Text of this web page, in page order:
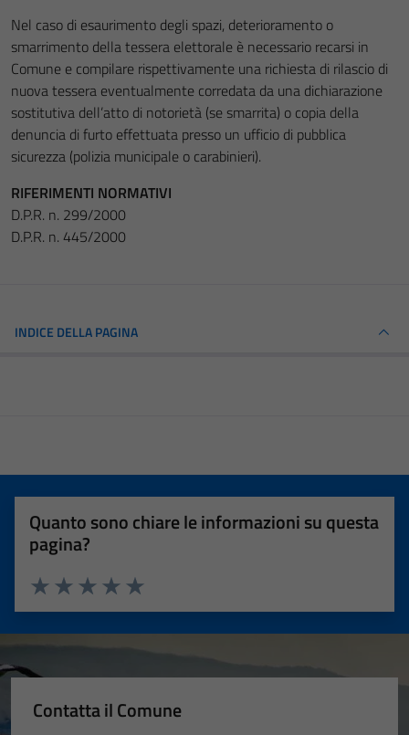
Nel caso di esaurimento degli spazi, deterioramento o
smarrimento della tessera elettorale è necessario recarsi in
Comune e compilare rispettivamente una richiesta di rilascio di
nuova tessera eventualmente corredata da una dichiarazione
sostitutiva dell’atto di notorietà (se smarrita) o copia della
denuncia di furto effettuata presso un ufficio di pubblica
sicurezza (polizia municipale o carabinieri).
RIFERIMENTI NORMATIVI
D.P.R. n. 299/2000
D.P.R. n. 445/2000
INDICE DELLA PAGINA
Quanto sono chiare le informazioni su questa
pagina?
Valuta 5 stelle su 5
Valuta 4 stelle su 5
Valuta 3 stelle su 5
Valuta 2 stelle su 5
Valuta 1 stelle su 5
Contatta il Comune